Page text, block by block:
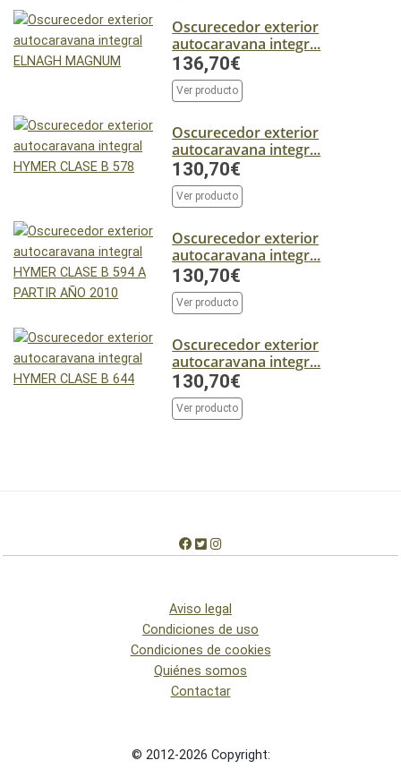
Oscurecedor exterior
autocaravana integr...
136,70€
Ver producto
Oscurecedor exterior
autocaravana integr...
130,70€
Ver producto
Oscurecedor exterior
autocaravana integr...
130,70€
Ver producto
Oscurecedor exterior
autocaravana integr...
130,70€
Ver producto
Aviso legal
Condiciones de uso
Condiciones de cookies
Quiénes somos
Contactar
© 2012-2026 Copyright: